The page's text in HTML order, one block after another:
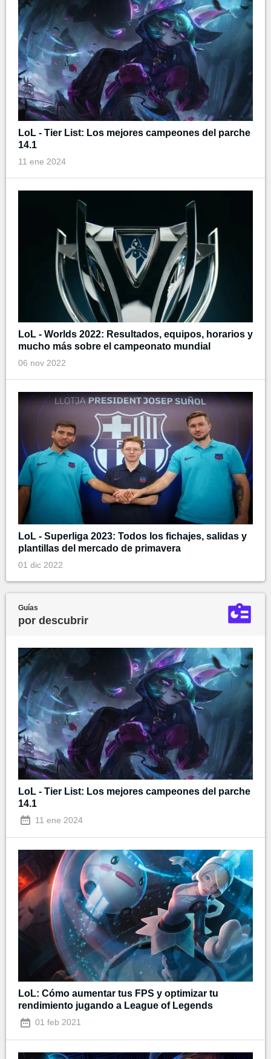
LoL - Tier List: Los mejores campeones del parche
14.1
11 ene 2024
LoL - Worlds 2022: Resultados, equipos, horarios y
mucho más sobre el campeonato mundial
06 nov 2022
LoL - Superliga 2023: Todos los fichajes, salidas y
plantillas del mercado de primavera
01 dic 2022
Guías
por descubrir
LoL - Tier List: Los mejores campeones del parche
14.1
11 ene 2024
LoL: Cómo aumentar tus FPS y optimizar tu
rendimiento jugando a League of Legends
01 feb 2021